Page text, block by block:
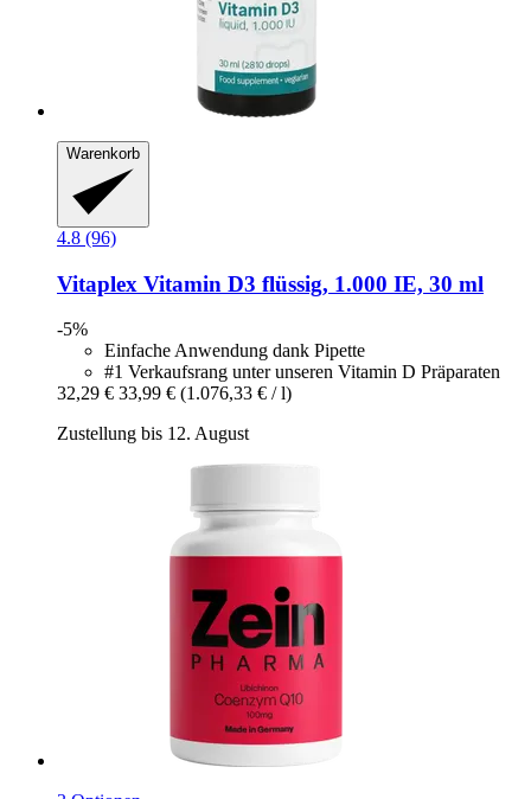
Warenkorb
4.8 (96)
Vitaplex Vitamin D3 flüssig, 1.000 IE, 30 ml
-5%
Einfache Anwendung dank Pipette
#1 Verkaufsrang unter unseren Vitamin D Präparaten
32,29 € 33,99 € (1.076,33 € / l)
Zustellung bis 12. August